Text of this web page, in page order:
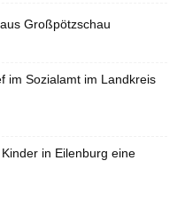
Großpötzschau
im Sozialamt im Landkreis
in Eilenburg eine